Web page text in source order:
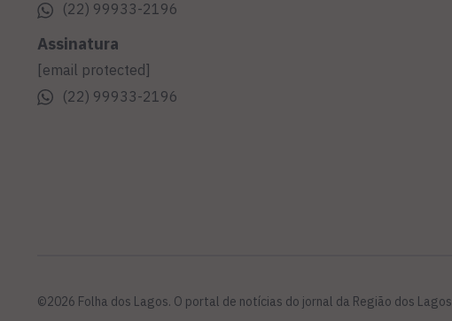
(22) 99933-2196
Assinatura
[email protected]
(22) 99933-2196
©2026 Folha dos Lagos. O portal de notícias do jornal da Região dos Lagos